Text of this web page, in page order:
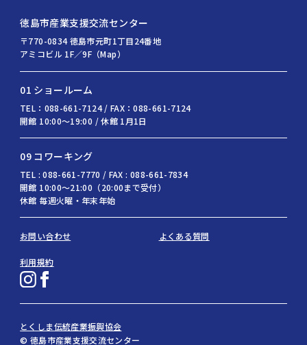
徳島市産業支援交流センター
〒770-0834 徳島市元町1丁目24番地
アミコビル 1F／9F（Map）
01 ショールーム
TEL：088-661-7124 / FAX：088-661-7124
開館 10:00〜19:00 / 休館 1月1日
09 コワーキング
TEL : 088-661-7770 / FAX : 088-661-7834
開館 10:00〜21:00（20:00まで受付）
休館 毎週火曜・年末年始
お問い合わせ よくある質問
利用規約
とくしま伝統産業振興協会
© 徳島市産業支援交流センター